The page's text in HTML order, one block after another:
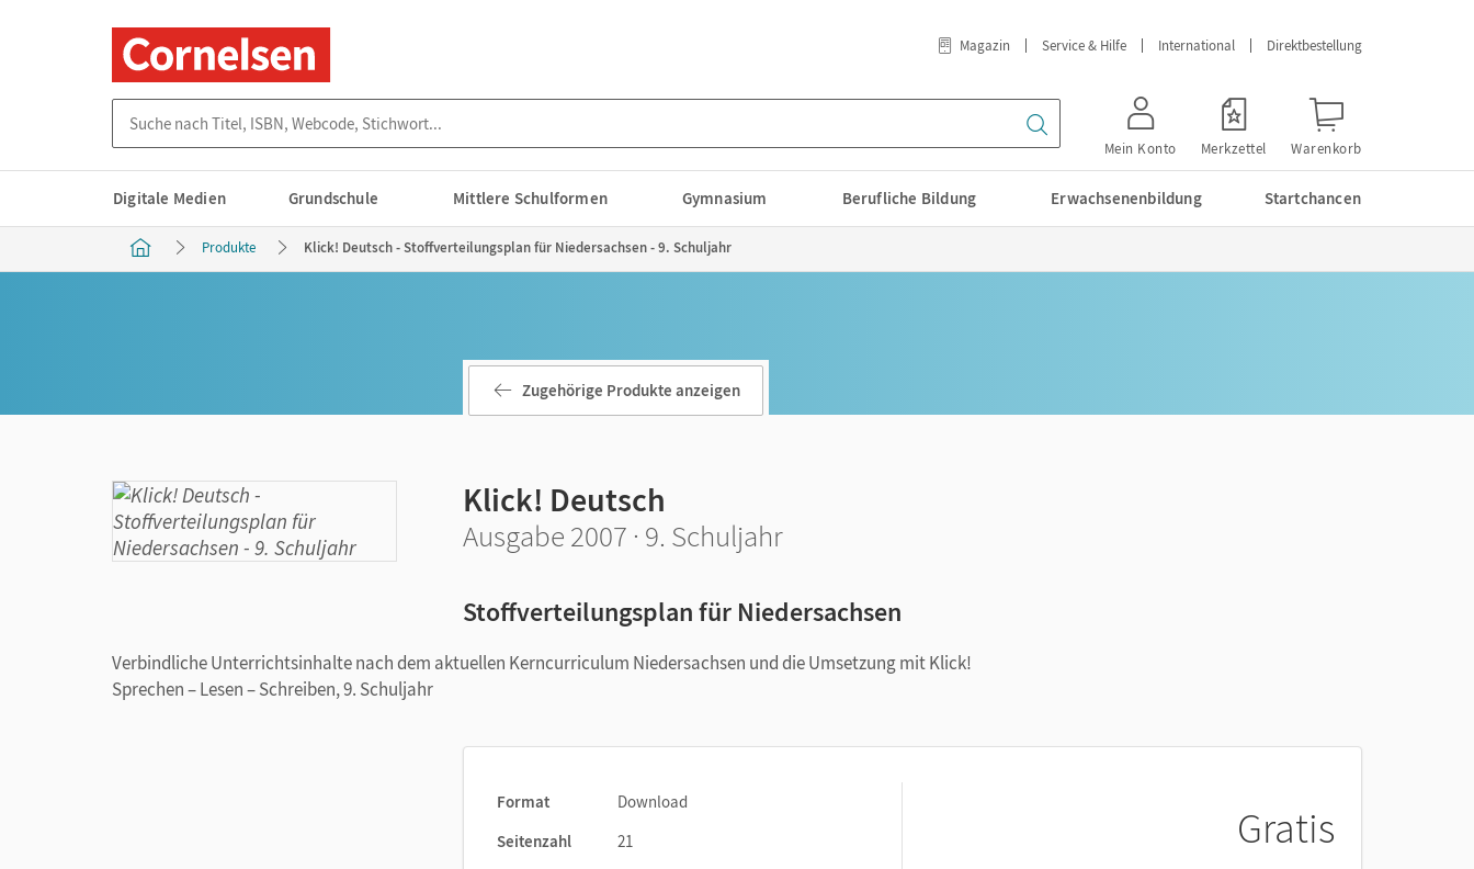
Magazin Service & Hilfe International Direktbestellung
Mein Konto Merkzettel Warenkorb
Digitale Medien Grundschule Mittlere Schulformen Gymnasium Berufliche Bildung Erwachsenenbildung Startchancen
Produkte Klick! Deutsch - Stoffverteilungsplan für Niedersachsen - 9. Schuljahr
Zugehörige Produkte anzeigen
Klick! Deutsch
Ausgabe 2007 · 9. Schuljahr
Stoffverteilungsplan für Niedersachsen
Verbindliche Unterrichtsinhalte nach dem aktuellen Kerncurriculum Niedersachsen und die Umsetzung mit Klick!
Sprechen – Lesen – Schreiben, 9. Schuljahr
Format
Download
Seitenzahl
21
Gratis